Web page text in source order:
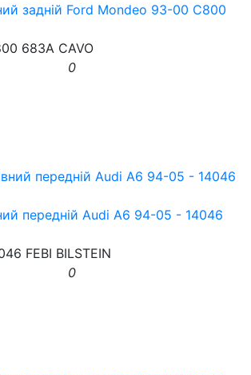
задній Ford Mondeo 93-00 C800
683A CAVO
0
передній Audi A6 94-05 - 14046
FEBI BILSTEIN
0